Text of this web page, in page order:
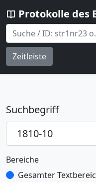
Protokolle des
Zeitleiste
Suchbegriff
Bereiche
Gesamter